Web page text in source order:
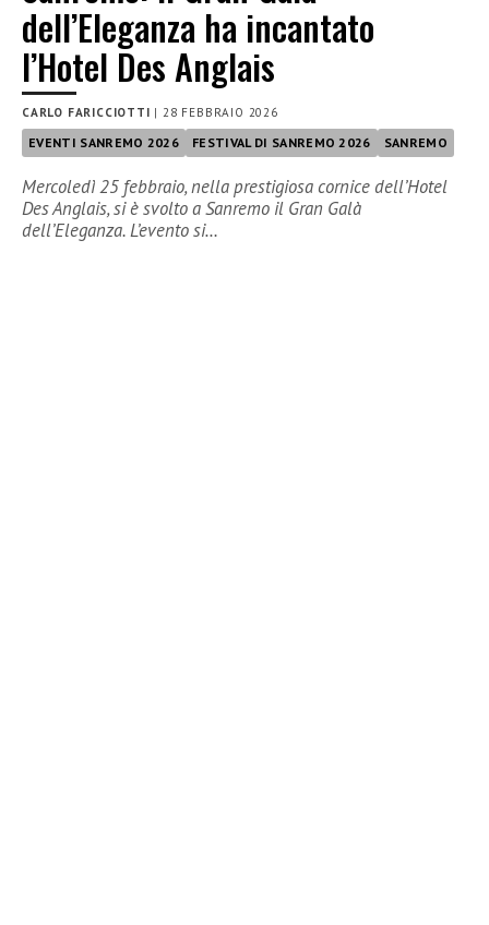
dell’Eleganza ha incantato
l’Hotel Des Anglais
CARLO FARICCIOTTI | 28 FEBBRAIO 2026
EVENTI SANREMO 2026 FESTIVAL DI SANREMO 2026 SANREMO
Mercoledì 25 febbraio, nella prestigiosa cornice dell’Hotel
Des Anglais, si è svolto a Sanremo il Gran Galà
dell’Eleganza. L’evento si…